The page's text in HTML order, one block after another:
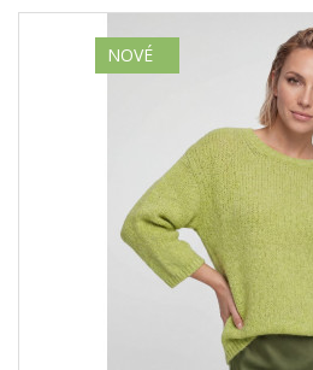
NOVÉ